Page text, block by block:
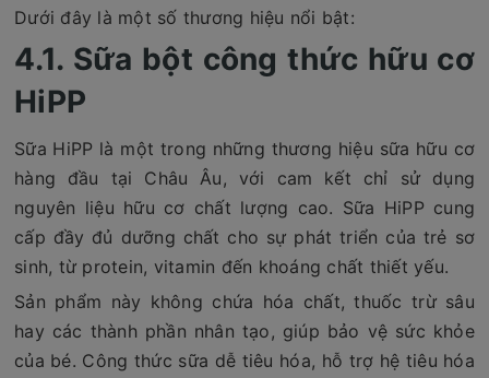
Dưới đây là một số thương hiệu nổi bật:
4.1. Sữa bột công thức hữu cơ
HiPP
Sữa HiPP là một trong những thương hiệu sữa hữu cơ
hàng đầu tại Châu Âu, với cam kết chỉ sử dụng
nguyên liệu hữu cơ chất lượng cao. Sữa HiPP cung
cấp đầy đủ dưỡng chất cho sự phát triển của trẻ sơ
sinh, từ protein, vitamin đến khoáng chất thiết yếu.
Sản phẩm này không chứa hóa chất, thuốc trừ sâu
hay các thành phần nhân tạo, giúp bảo vệ sức khỏe
của bé. Công thức sữa dễ tiêu hóa, hỗ trợ hệ tiêu hóa